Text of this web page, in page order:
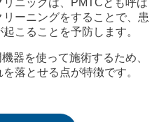
ニックは、PMTCとも呼ば
ーニングをすることで、患
こることを予防します。
器を使って施術するため、
落とせる点が特徴です。